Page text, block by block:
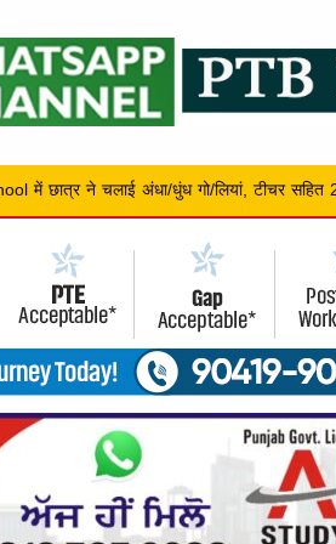
सहित 2 की हुई मौत, 10 बच्चे हुए लहूलु/हान